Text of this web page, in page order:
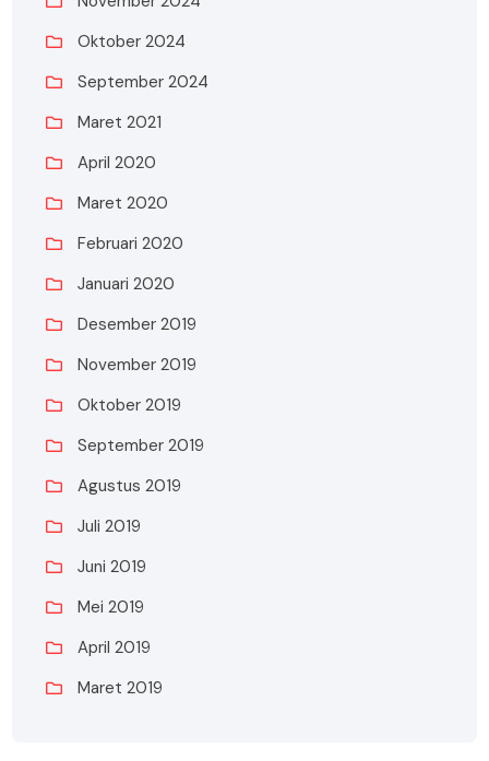
Oktober 2024
September 2024
Maret 2021
April 2020
Maret 2020
Februari 2020
Januari 2020
Desember 2019
November 2019
Oktober 2019
September 2019
Agustus 2019
Juli 2019
Juni 2019
Mei 2019
April 2019
Maret 2019